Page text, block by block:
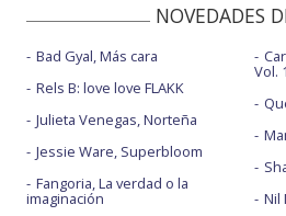
NOVEDADES
Bad Gyal, Más cara
Rels B: love love FLAKK
Julieta Venegas, Norteña
Jessie Ware, Superbloom
Fangoria, La verdad o la
imaginación
Vol. 1
Nil